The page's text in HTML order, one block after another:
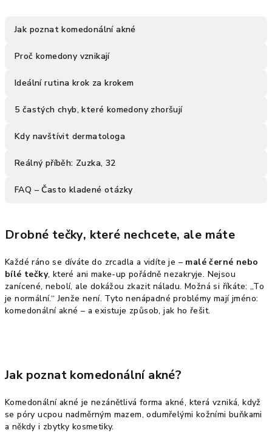
Jak poznat komedonální akné
Proč komedony vznikají
Ideální rutina krok za krokem
5 častých chyb, které komedony zhoršují
Kdy navštívit dermatologa
Reálný příběh: Zuzka, 32
FAQ – Často kladené otázky
Drobné tečky, které nechcete, ale máte
Každé ráno se díváte do zrcadla a vidíte je – malé černé nebo
bílé tečky, které ani make-up pořádně nezakryje. Nejsou
zanícené, nebolí, ale dokážou zkazit náladu. Možná si říkáte: „To
je normální.“ Jenže není. Tyto nenápadné problémy mají jméno:
komedonální akné – a existuje způsob, jak ho řešit.
Jak poznat komedonální akné?
Komedonální akné je nezánětlivá forma akné, která vzniká, když
se póry ucpou nadměrným mazem, odumřelými kožními buňkami
a někdy i zbytky kosmetiky.